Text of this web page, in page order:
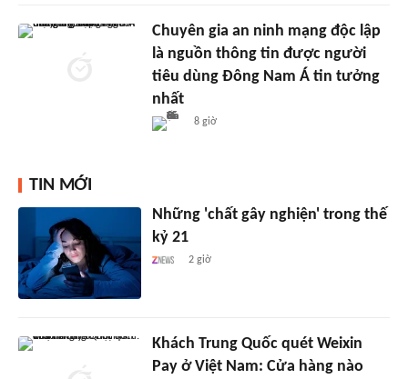
Chuyên gia an ninh mạng độc lập
là nguồn thông tin được người
tiêu dùng Đông Nam Á tin tưởng
nhất
8 giờ
TIN MỚI
Những 'chất gây nghiện' trong thế
kỷ 21
2 giờ
Khách Trung Quốc quét Weixin
Pay ở Việt Nam: Cửa hàng nào